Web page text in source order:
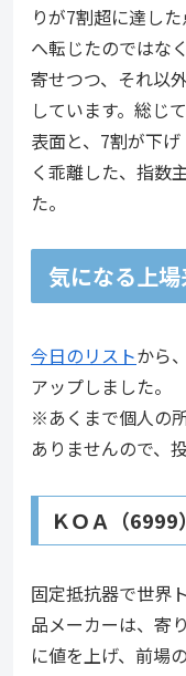
りが7割超に達し
へ転じたのではな
寄せつつ、それ以
しています。総じ
表面と、7割が下
く乖離した、指数
た。
気になる上
今日のリストから
アップしました。
※あくまで個人の
ありませんので、
ＫＯＡ（6999）
固定抵抗器で世界
品メーカーは、寄
に値を上げ、前場